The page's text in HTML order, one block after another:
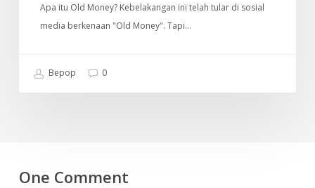
Apa itu Old Money? Kebelakangan ini telah tular di sosial
media berkenaan "Old Money". Tapi…
Bepop 0
One Comment